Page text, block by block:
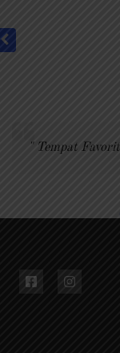
" Tempat